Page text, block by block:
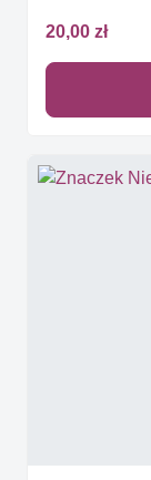
20,00 zł